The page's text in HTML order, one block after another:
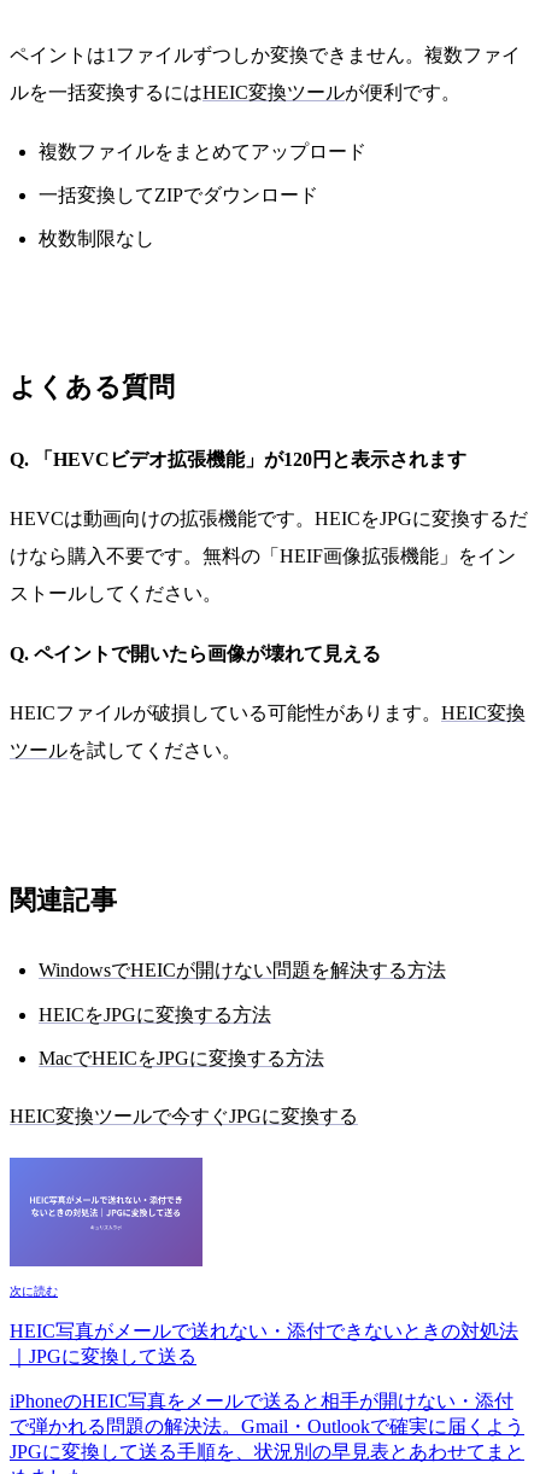
ペイントは1ファイルずつしか変換できません。複数ファイ
ルを一括変換するにはHEIC変換ツールが便利です。
複数ファイルをまとめてアップロード
一括変換してZIPでダウンロード
枚数制限なし
よくある質問
Q. 「HEVCビデオ拡張機能」が120円と表示されます
HEVCは動画向けの拡張機能です。HEICをJPGに変換するだ
けなら購入不要です。無料の「HEIF画像拡張機能」をイン
ストールしてください。
Q. ペイントで開いたら画像が壊れて見える
HEICファイルが破損している可能性があります。 HEIC変換
ツールを試してください。
関連記事
WindowsでHEICが開けない問題を解決する方法
HEICをJPGに変換する方法
MacでHEICをJPGに変換する方法
HEIC変換ツールで今すぐJPGに変換する
次に読む
HEIC写真がメールで送れない・添付できないときの対処法
｜JPGに変換して送る
iPhoneのHEIC写真をメールで送ると相手が開けない・添付
で弾かれる問題の解決法。Gmail・Outlookで確実に届くよう
JPGに変換して送る手順を、状況別の早見表とあわせてまと